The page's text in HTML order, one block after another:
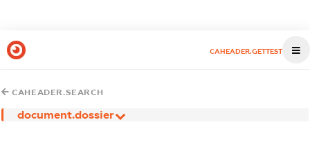
CAHEADER.GETTEST
CAHEADER.SEARCH
document.dossier